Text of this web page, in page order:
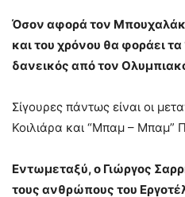
Όσον αφορά τον
και του χρόνου θα φοράει
δανεικός από τον
Σίγουρες πάντως είναι οι
Κοιλιάρα και “Μπαμ – Μπαμ”
Εντωμεταξύ, ο Γιώργος
τους ανθρώπους του